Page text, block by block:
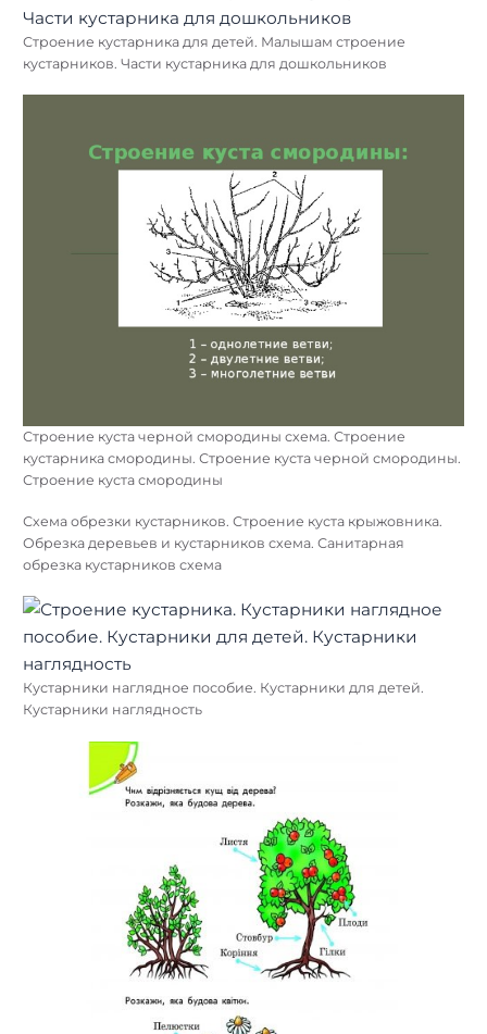
Формировка куста сирени. Обрезанные кусты сирени.
Правильная обрезка сирени после цветения схема. Сирень
виноградной лозы. Строение виноградного куста. Строение
куста винограда
Строение кустарника для детей. Малышам строение
кустарников. Части кустарника для дошкольников
Строение куста черной смородины схема. Строение
кустарника смородины. Строение куста черной смородины.